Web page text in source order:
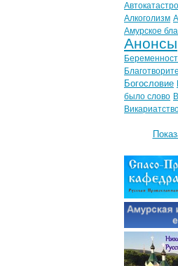
Алкоголизм
Амурское
Анонсы
Богословие
было слово